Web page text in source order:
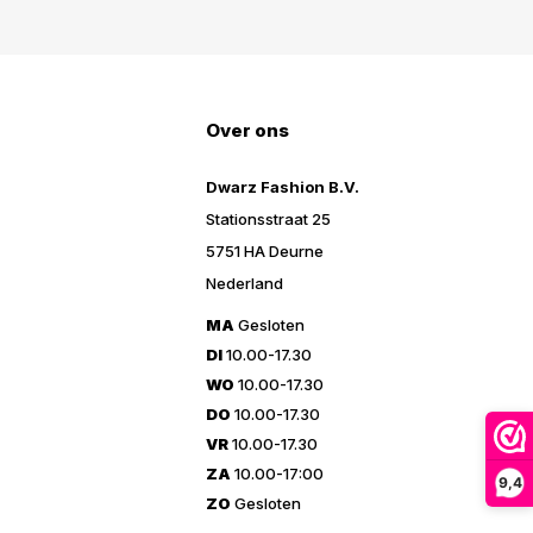
9,4
Over ons
Dwarz Fashion B.V.
Stationsstraat 25
5751 HA Deurne
Nederland
MA Gesloten
DI10.00-17.30
WO 10.00-17.30
DO 10.00-17.30
VR10.00-17.30
ZA 10.00-17:00
ZO Gesloten